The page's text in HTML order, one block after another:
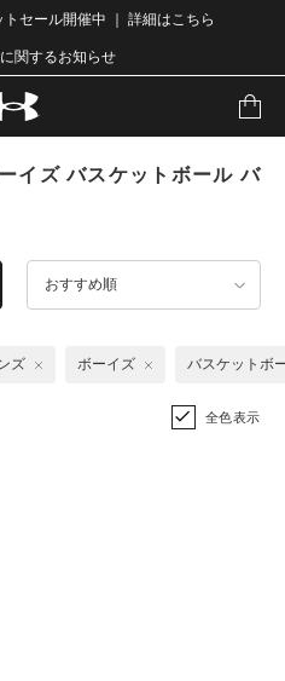
セール開催中 ｜ 詳細はこちら
関するお知らせ
イズ バスケットボール バ
おすすめ順
ズ ボーイズ バスケットボ
全色表示